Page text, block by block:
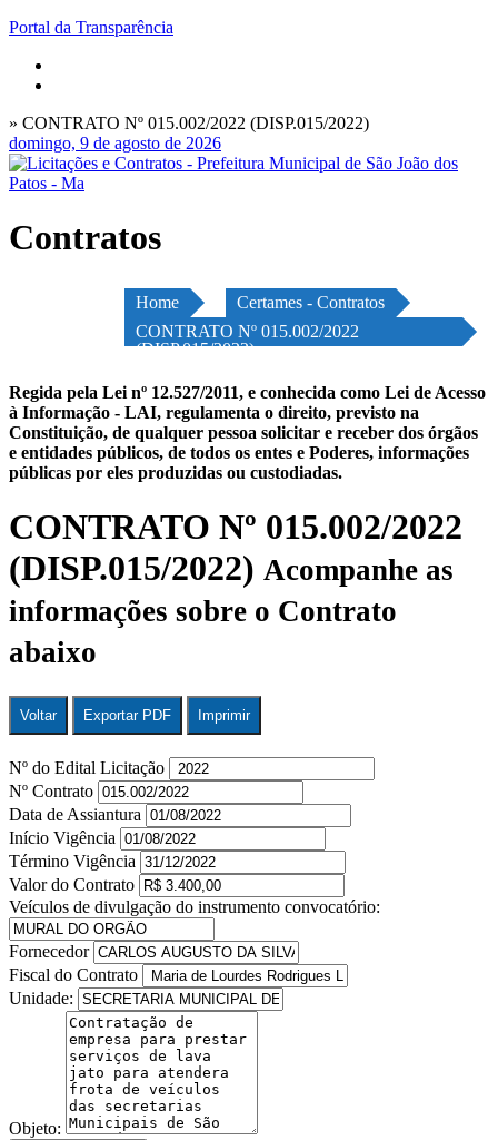
Portal da Transparência
» CONTRATO Nº 015.002/2022 (DISP.015/2022)
domingo, 9 de agosto de 2026
Contratos
Home
Certames - Contratos
CONTRATO Nº 015.002/2022
(DISP.015/2022)
Regida pela Lei nº 12.527/2011, e conhecida como Lei de Acesso
à Informação - LAI, regulamenta o direito, previsto na
Constituição, de qualquer pessoa solicitar e receber dos órgãos
e entidades públicos, de todos os entes e Poderes, informações
públicas por eles produzidas ou custodiadas.
CONTRATO Nº 015.002/2022
(DISP.015/2022) Acompanhe as
informações sobre o Contrato
abaixo
Voltar Exportar PDF Imprimir
Nº do Edital Licitação
Nº Contrato
Data de Assiantura
Início Vigência
Término Vigência
Valor do Contrato
Veículos de divulgação do instrumento convocatório:
Fornecedor
Fiscal do Contrato
Unidade:
Objeto: